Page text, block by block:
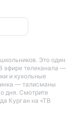
Это один
эфире телеканала —
и кукольные
— талисманы
дня. Смотрите
Курган на «ТВ